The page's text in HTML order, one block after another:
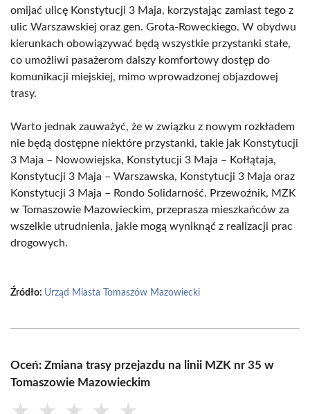
omijać ulicę Konstytucji 3 Maja, korzystając zamiast tego z
ulic Warszawskiej oraz gen. Grota-Roweckiego. W obydwu
kierunkach obowiązywać będą wszystkie przystanki stałe,
co umożliwi pasażerom dalszy komfortowy dostęp do
komunikacji miejskiej, mimo wprowadzonej objazdowej
trasy.
Warto jednak zauważyć, że w związku z nowym rozkładem
nie będą dostępne niektóre przystanki, takie jak Konstytucji
3 Maja – Nowowiejska, Konstytucji 3 Maja – Kołłątaja,
Konstytucji 3 Maja – Warszawska, Konstytucji 3 Maja oraz
Konstytucji 3 Maja – Rondo Solidarność. Przewoźnik, MZK
w Tomaszowie Mazowieckim, przeprasza mieszkańców za
wszelkie utrudnienia, jakie mogą wyniknąć z realizacji prac
drogowych.
Źródło: Urząd Miasta Tomaszów Mazowiecki
Oceń: Zmiana trasy przejazdu na linii MZK nr 35 w
Tomaszowie Mazowieckim